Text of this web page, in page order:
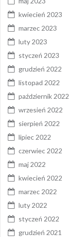
kwiecień 2023
marzec 2023
luty 2023
styczeń 2023
grudzień 2022
listopad 2022
październik 2022
wrzesień 2022
sierpień 2022
lipiec 2022
czerwiec 2022
maj 2022
kwiecień 2022
marzec 2022
luty 2022
styczeń 2022
grudzień 2021